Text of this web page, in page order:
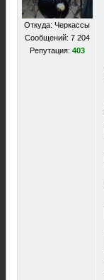
Откуда: Черкассы
Сообщений: 7 204
Репутация: 403